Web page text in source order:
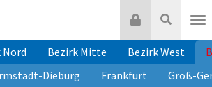
Suche
Login
Nord Bezirk Mitte Bezirk West
Dieburg Frankfurt Groß-